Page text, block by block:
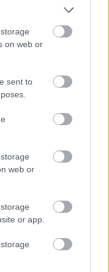
on web or
sent to
web or
or app.